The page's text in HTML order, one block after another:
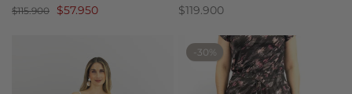
$115.900 $57.950
$119.900
-30%